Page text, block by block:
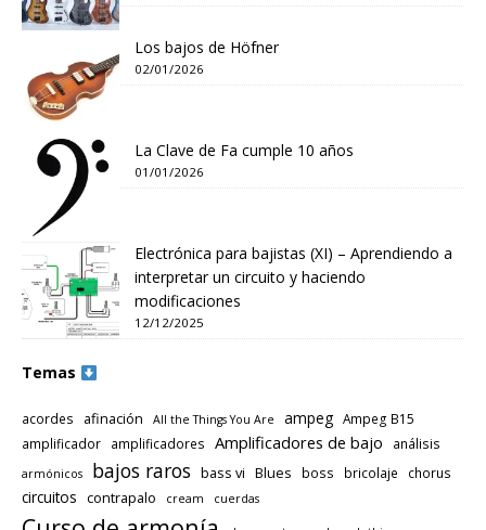
Los bajos de Höfner
02/01/2026
La Clave de Fa cumple 10 años
01/01/2026
Electrónica para bajistas (XI) – Aprendiendo a
interpretar un circuito y haciendo
modificaciones
12/12/2025
Temas
acordes afinación All the Things You Are ampeg Ampeg B15
amplificador
amplificadores Amplificadores de bajo análisis
armónicos bajos raros bass vi Blues boss bricolaje chorus
circuitos contrapalo cream cuerdas